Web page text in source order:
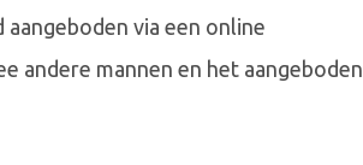
via een online
andere mannen en het aangeboden